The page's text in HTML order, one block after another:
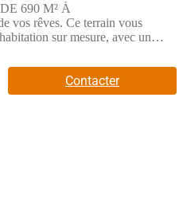
690 M² À
vos rêves. Ce terrain vous
sur mesure, avec un
de 690 m², située à Pissos,
est vendu par un
Atlantique Le Barp. Le prix est
Contacter